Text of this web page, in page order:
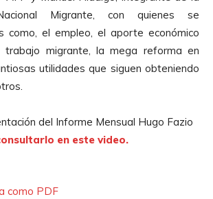
Migrante, con quienes se
como, el empleo, el aporte económico
migrante, la mega reforma en
utilidades que siguen obteniendo
del Informe Mensual Hugo Fazio
en este video.
como PDF